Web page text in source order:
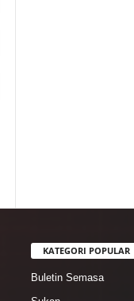
KATEGORI POPULAR
Buletin Semasa